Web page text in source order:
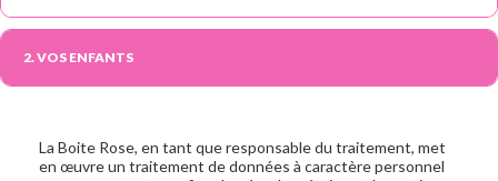
2. VOS ENFANTS
La Boite Rose, en tant que responsable du traitement, met
en œuvre un traitement de données à caractère personnel